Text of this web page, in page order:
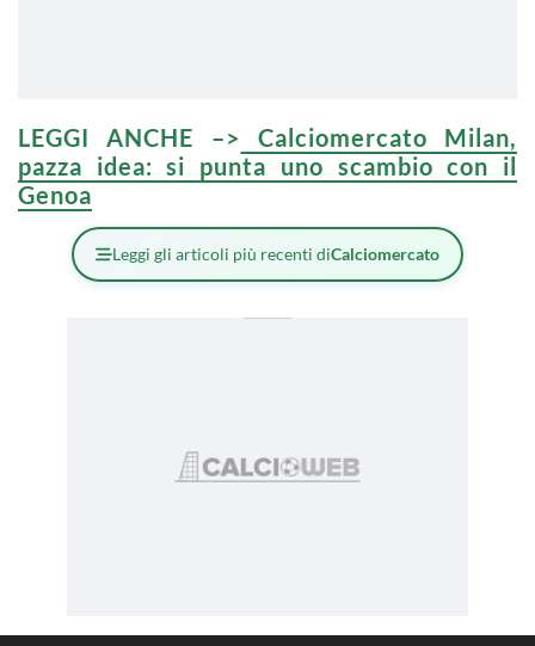
LEGGI ANCHE –> Calciomercato Milan,
pazza idea: si punta uno scambio con il
Genoa
Leggi gli articoli più recenti diCalciomercato